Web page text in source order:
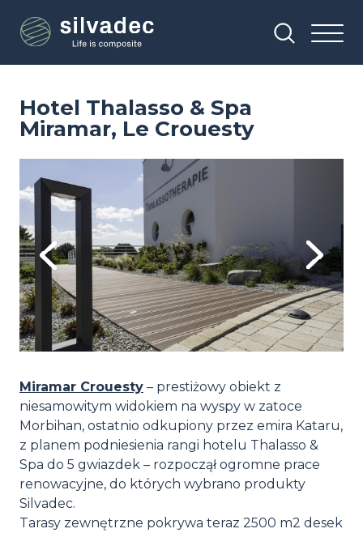
treści
Hotel Thalasso & Spa
Miramar, Le Crouesty
Previous Next
Miramar Crouesty – prestiżowy obiekt z
niesamowitym widokiem na wyspy w zatoce
Morbihan, ostatnio odkupiony przez emira Kataru,
z planem podniesienia rangi hotelu Thalasso &
Spa do 5 gwiazdek – rozpoczął ogromne prace
renowacyjne, do których wybrano produkty
Silvadec.
Tarasy zewnętrzne pokrywa teraz 2500 m2 desek